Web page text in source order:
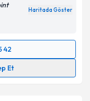
ediyorum.Haritada Göster
42
Et